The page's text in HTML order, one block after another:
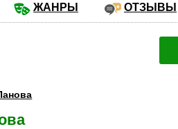
ЖАНРЫ ОТЗЫВЫ